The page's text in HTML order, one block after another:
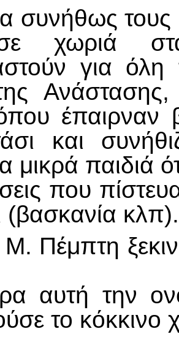
συνήθως τους
χωριά
για
έπαιρναν
και
μικρά παιδιά
που
(βασκανία
Πέμπτη
αυτή την
το κόκκινο